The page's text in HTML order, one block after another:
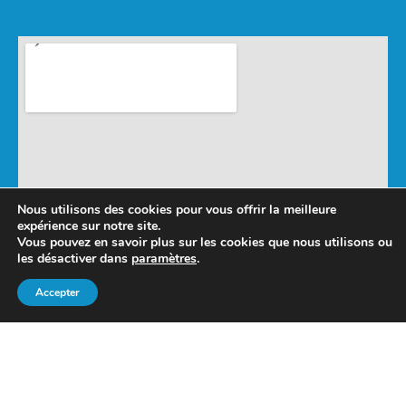
Nous utilisons des cookies pour vous offrir la meilleure
expérience sur notre site.
Vous pouvez en savoir plus sur les cookies que nous utilisons ou
les désactiver dans paramètres.
Accepter